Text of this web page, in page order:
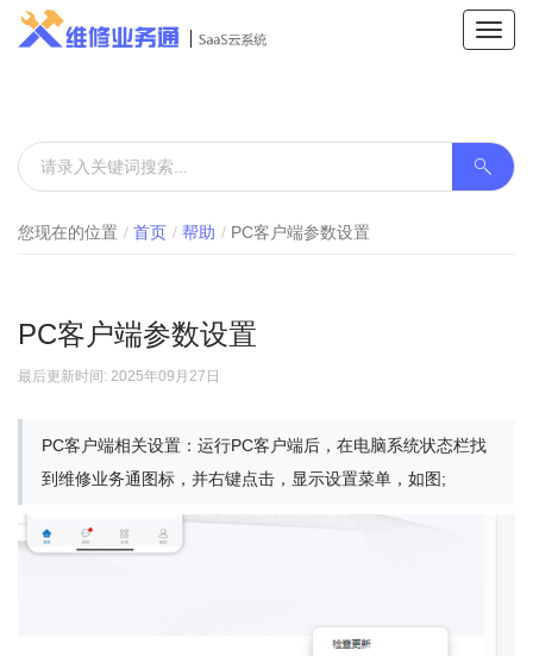
您现在的位置 首页 帮助 PC客户端参数设置
PC客户端参数设置
最后更新时间: 2025年09月27日
PC客户端相关设置：运行PC客户端后，在电脑系统状态栏找
到维修业务通图标，并右键点击，显示设置菜单，如图;